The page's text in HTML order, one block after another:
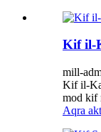
Kif il-
mill-
Kif il-
mod kif
Aqra